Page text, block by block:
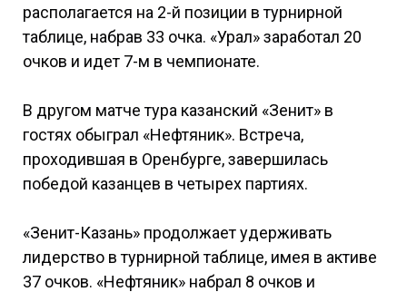
располагается на 2-й позиции в турнирной
таблице, набрав 33 очка. «Урал» заработал 20
очков и идет 7-м в чемпионате.
В другом матче тура казанский «Зенит» в
гостях обыграл «Нефтяник». Встреча,
проходившая в Оренбурге, завершилась
победой казанцев в четырех партиях.
«Зенит-Казань» продолжает удерживать
лидерство в турнирной таблице, имея в активе
37 очков. «Нефтяник» набрал 8 очков и